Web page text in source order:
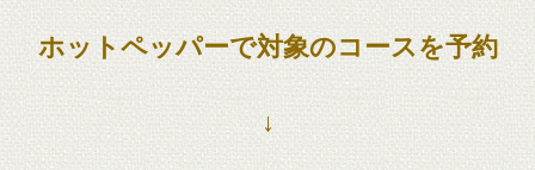
ホットペッパーで対象のコースを予約
↓